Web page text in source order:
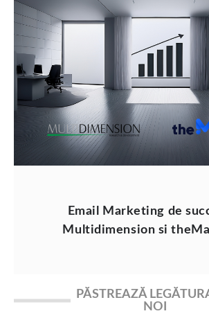
Email Marketing de
Multidimension si
PĂSTREAZĂ
NOI